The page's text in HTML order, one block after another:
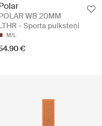
WB 20MM
- Sporta pulksteņi
M/L
€